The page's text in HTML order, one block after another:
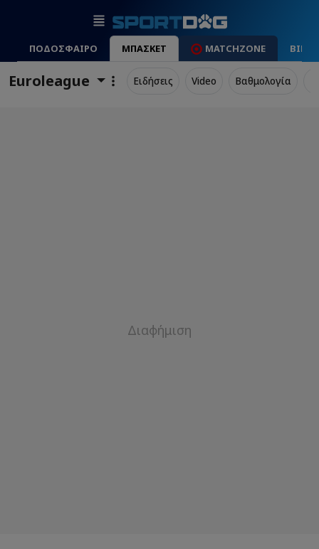
ΠΟΔΟΣΦΑΙΡΟ ΜΠΑΣΚΕΤ MATCHZONE
Euroleague Ειδήσεις Video Βαθμολογία